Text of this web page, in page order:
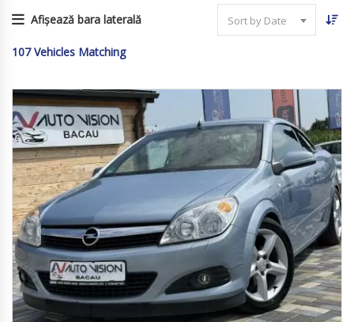
Afișează bara laterală Sort by Date
107 Vehicles Matching